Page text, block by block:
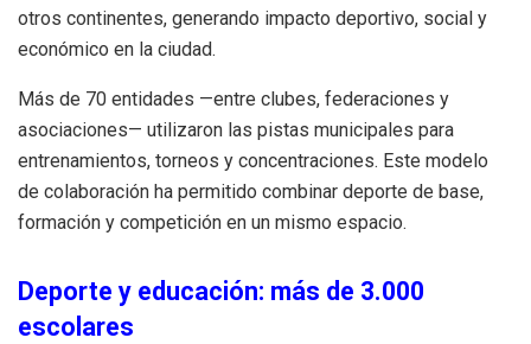
otros continentes, generando impacto deportivo, social y
económico en la ciudad.
Más de 70 entidades —entre clubes, federaciones y
asociaciones— utilizaron las pistas municipales para
entrenamientos, torneos y concentraciones. Este modelo
de colaboración ha permitido combinar deporte de base,
formación y competición en un mismo espacio.
Deporte y educación: más de 3.000
escolares